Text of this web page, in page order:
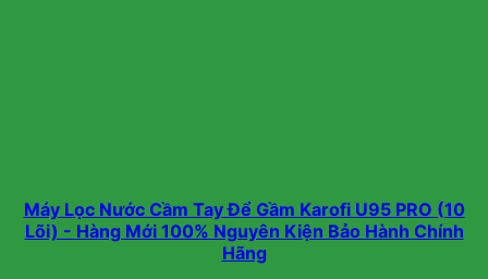
Máy Lọc Nước Cầm Tay Để Gầm Karofi U95 PRO (10
Lõi) - Hàng Mới 100% Nguyên Kiện Bảo Hành Chính
Hãng